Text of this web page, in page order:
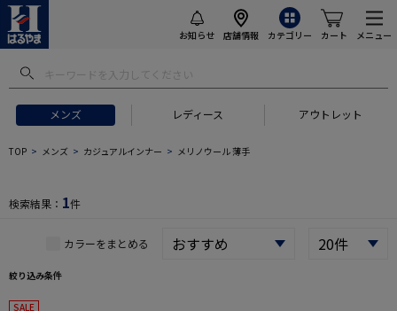
お知らせ 店舗情報 カテゴリー カート メニュー
メンズ レディース アウトレット
TOP メンズ カジュアルインナー メリノウール 薄手
検索結果： 1件
カラーをまとめる
絞り込み条件
SALE